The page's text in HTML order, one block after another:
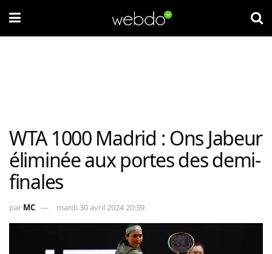
WTA 1000 Madrid : Ons Jabeur
éliminée aux portes des demi-
finales
par MC mardi 30 avril 2024 20:39